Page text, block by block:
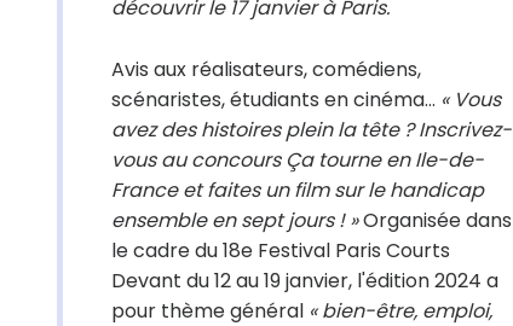
découvrir le 17 janvier à Paris.
Avis aux réalisateurs, comédiens,
scénaristes, étudiants en cinéma... « Vous
avez des histoires plein la tête ? Inscrivez-
vous au concours Ça tourne en Ile-de-
France et faites un film sur le handicap
ensemble en sept jours ! »Organisée dans
le cadre du 18e Festival Paris Courts
Devant du 12 au 19 janvier, l'édition 2024 a
pour thème général « bien-être, emploi,